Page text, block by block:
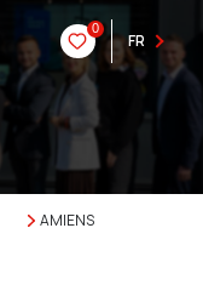
0
FR
AMIENS